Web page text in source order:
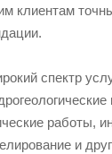
клиентам
спектр
работы,
и